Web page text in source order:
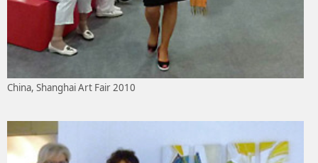
China, Shanghai Art Fair 2010